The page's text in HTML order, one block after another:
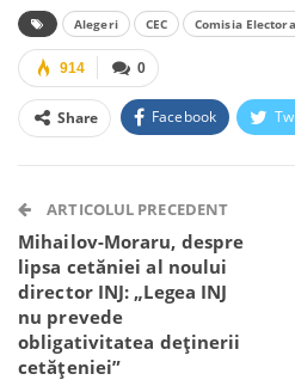
Alegeri CEC Comisia
0
914
Share Facebook
Telegram WhatsApp
ARTICOLUL PRECEDENT
Mihailov-Moraru, despre
lipsa cetăniei al noului
director INJ: „Legea INJ
nu prevede
obligativitatea deținerii
cetățeniei”